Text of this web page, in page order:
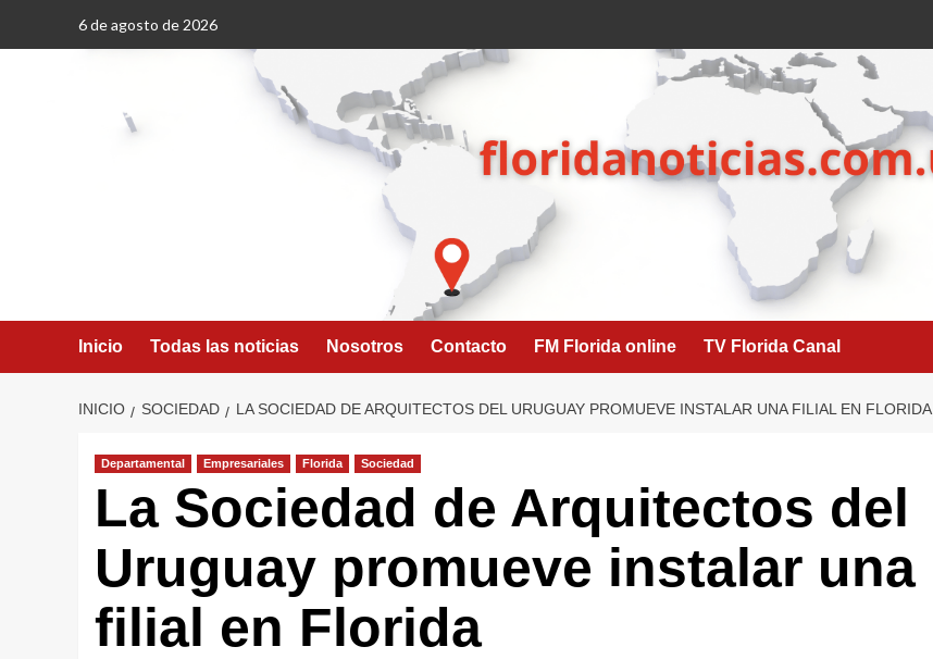
6 de agosto de 2026
Inicio Todas las noticias Nosotros Contacto FM Florida online TV Florida Canal
INICIO SOCIEDAD LA SOCIEDAD DE ARQUITECTOS DEL URUGUAY PROMUEVE INSTALAR UNA FILIAL EN FLORIDA
Departamental Empresariales Florida Sociedad
La Sociedad de Arquitectos del
Uruguay promueve instalar una
filial en Florida